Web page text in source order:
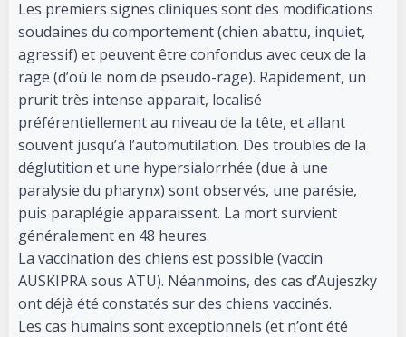
Les premiers signes cliniques sont des modifications
soudaines du comportement (chien abattu, inquiet,
agressif) et peuvent être confondus avec ceux de la
rage (d’où le nom de pseudo-rage). Rapidement, un
prurit très intense apparait, localisé
préférentiellement au niveau de la tête, et allant
souvent jusqu’à l’automutilation. Des troubles de la
déglutition et une hypersialorrhée (due à une
paralysie du pharynx) sont observés, une parésie,
puis paraplégie apparaissent. La mort survient
généralement en 48 heures.
La vaccination des chiens est possible (vaccin
AUSKIPRA sous ATU). Néanmoins, des cas d’Aujeszky
ont déjà été constatés sur des chiens vaccinés.
Les cas humains sont exceptionnels (et n’ont été